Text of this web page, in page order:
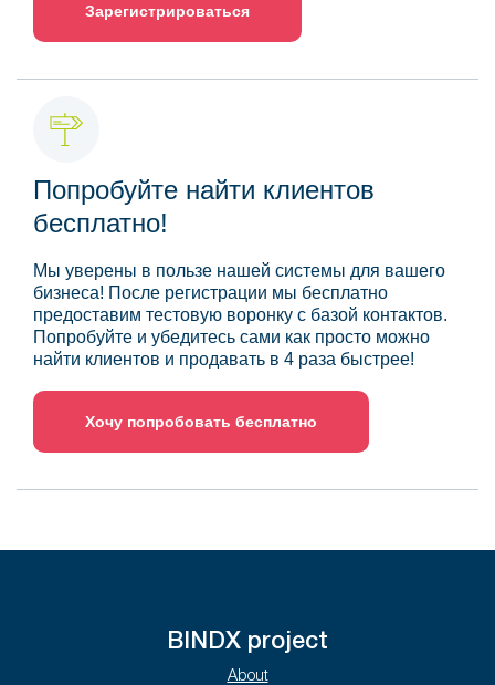
Зарегистрироваться
Попробуйте найти клиентов
бесплатно!
Мы уверены в пользе нашей системы для вашего
бизнеса! После регистрации мы бесплатно
предоставим тестовую воронку с базой контактов.
Попробуйте и убедитесь сами как просто можно
найти клиентов и продавать в 4 раза быстрее!
Хочу попробовать бесплатно
BINDX project
About